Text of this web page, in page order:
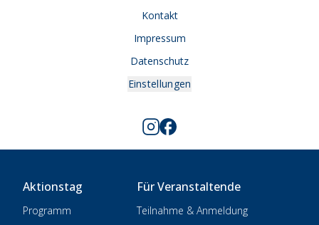
Kontakt
Impressum
Datenschutz
Einstellungen
Aktionstag
Programm
Für Veranstaltende
Teilnahme & Anmeldung